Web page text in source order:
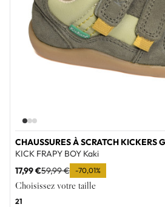
CHAUSSURES À SCRATCH KICKERS
KICK FRAPY BOY Kaki
17,99 €59,99 € -70,01%
Choisissez votre taille
21